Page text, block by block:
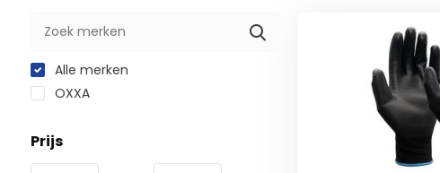
Alle merken
OXXA
Prijs